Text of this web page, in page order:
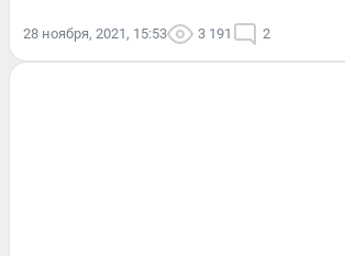
28 ноября, 2021, 15:53 3 191 2